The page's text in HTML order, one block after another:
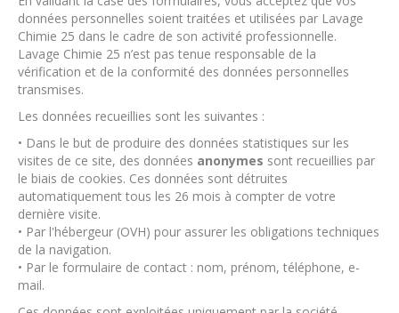
données personnelles soient traitées et utilisées par Lavage
Chimie 25 dans le cadre de son activité professionnelle.
Lavage Chimie 25 n’est pas tenue responsable de la
vérification et de la conformité des données personnelles
transmises.
Les données recueillies sont les suivantes :
• Dans le but de produire des données statistiques sur les
visites de ce site, des données anonymes sont recueillies par
le biais de cookies. Ces données sont détruites
automatiquement tous les 26 mois à compter de votre
dernière visite.
• Par l'hébergeur (OVH) pour assurer les obligations techniques
de la navigation.
• Par le formulaire de contact : nom, prénom, téléphone, e-
mail.